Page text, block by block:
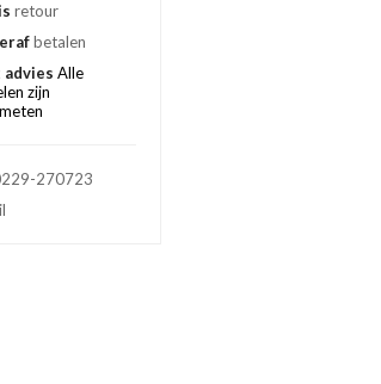
retour
betalen
adviesAlle
zijn
270723